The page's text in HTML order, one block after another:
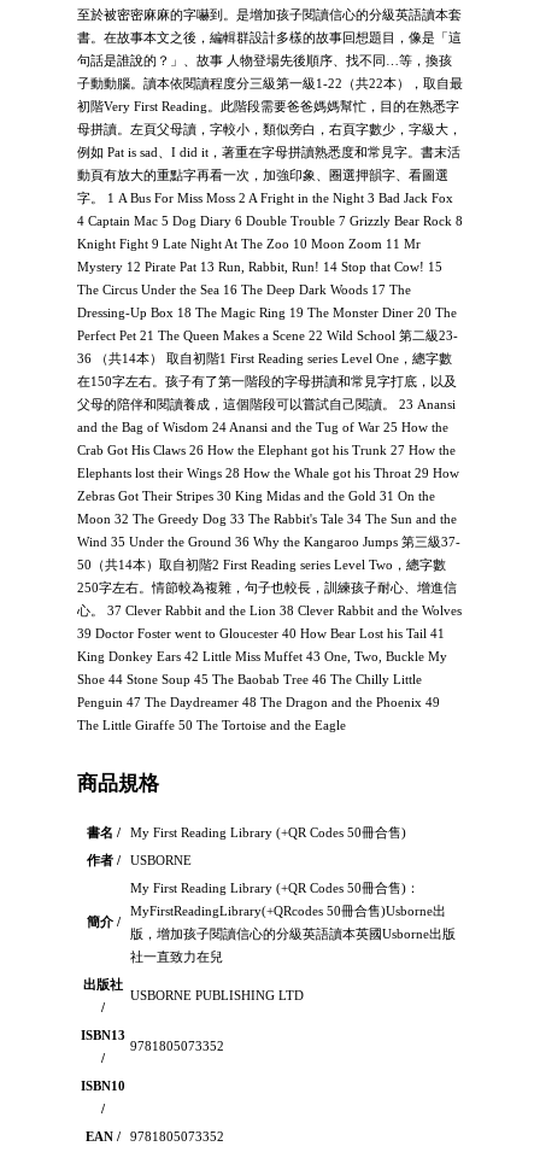
至於被密密麻麻的字嚇到。是增加孩子閱讀信心的分級英語讀本套
書。在故事本文之後，編輯群設計多樣的故事回想題目，像是「這
句話是誰說的？」、故事 人物登場先後順序、找不同…等，換孩
子動動腦。讀本依閱讀程度分三級第一級1-22（共22本），取自最
初階Very First Reading。此階段需要爸爸媽媽幫忙，目的在熟悉字
母拼讀。左頁父母讀，字較小，類似旁白，右頁字數少，字級大，
例如 Pat is sad、I did it，著重在字母拼讀熟悉度和常見字。書末活
動頁有放大的重點字再看一次，加強印象、圈選押韻字、看圖選
字。 1 A Bus For Miss Moss 2 A Fright in the Night 3 Bad Jack Fox
4 Captain Mac 5 Dog Diary 6 Double Trouble 7 Grizzly Bear Rock 8
Knight Fight 9 Late Night At The Zoo 10 Moon Zoom 11 Mr
Mystery 12 Pirate Pat 13 Run, Rabbit, Run! 14 Stop that Cow! 15
The Circus Under the Sea 16 The Deep Dark Woods 17 The
Dressing-Up Box 18 The Magic Ring 19 The Monster Diner 20 The
Perfect Pet 21 The Queen Makes a Scene 22 Wild School 第二級23-
36 （共14本） 取自初階1 First Reading series Level One，總字數
在150字左右。孩子有了第一階段的字母拼讀和常見字打底，以及
父母的陪伴和閱讀養成，這個階段可以嘗試自己閱讀。 23 Anansi
and the Bag of Wisdom 24 Anansi and the Tug of War 25 How the
Crab Got His Claws 26 How the Elephant got his Trunk 27 How the
Elephants lost their Wings 28 How the Whale got his Throat 29 How
Zebras Got Their Stripes 30 King Midas and the Gold 31 On the
Moon 32 The Greedy Dog 33 The Rabbit's Tale 34 The Sun and the
Wind 35 Under the Ground 36 Why the Kangaroo Jumps 第三級37-
50（共14本）取自初階2 First Reading series Level Two，總字數
250字左右。情節較為複雜，句子也較長，訓練孩子耐心、增進信
心。 37 Clever Rabbit and the Lion 38 Clever Rabbit and the Wolves
39 Doctor Foster went to Gloucester 40 How Bear Lost his Tail 41
King Donkey Ears 42 Little Miss Muffet 43 One, Two, Buckle My
Shoe 44 Stone Soup 45 The Baobab Tree 46 The Chilly Little
Penguin 47 The Daydreamer 48 The Dragon and the Phoenix 49
The Little Giraffe 50 The Tortoise and the Eagle
商品規格
書名 /
My First Reading Library (+QR Codes 50冊合售)
作者 /
USBORNE
簡介 /
My First Reading Library (+QR Codes 50冊合售)：
MyFirstReadingLibrary(+QRcodes 50冊合售)Usborne出
版，增加孩子閱讀信心的分級英語讀本英國Usborne出版
社一直致力在兒
出版社
/
USBORNE PUBLISHING LTD
ISBN13
/
9781805073352
ISBN10
/
EAN /
9781805073352